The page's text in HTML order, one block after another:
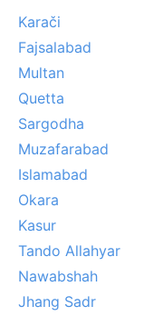
Karači
Fajsalabad
Multan
Quetta
Sargodha
Muzafarabad
Islamabad
Okara
Kasur
Tando Allahyar
Nawabshah
Jhang Sadr